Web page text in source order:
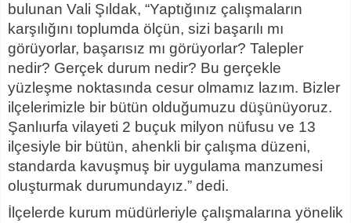
bulunan Vali Şıldak, “Yaptığınız çalışmaların
karşılığını toplumda ölçün, sizi başarılı mı
görüyorlar, başarısız mı görüyorlar? Talepler
nedir? Gerçek durum nedir? Bu gerçekle
yüzleşme noktasında cesur olmamız lazım. Bizler
ilçelerimizle bir bütün olduğumuzu düşünüyoruz.
Şanlıurfa vilayeti 2 buçuk milyon nüfusu ve 13
ilçesiyle bir bütün, ahenkli bir çalışma düzeni,
standarda kavuşmuş bir uygulama manzumesi
oluşturmak durumundayız.” dedi.
İlçelerde kurum müdürleriyle çalışmalarına yönelik